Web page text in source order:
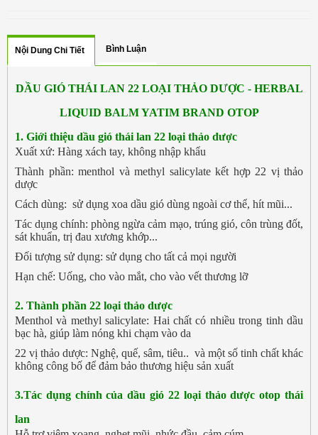
Nội Dung Chi Tiết Bình Luận
DẦU GIÓ THÁI LAN22 LOẠI THẢO DƯỢC - HERBAL
LIQUID BALM YATIM BRAND OTOP
1. Giới thiệu dầu gió thái lan 22 loại thảo dược
Xuất xứ: Hàng xách tay, không nhập khẩu
Thành phần: menthol và methyl salicylate kết hợp 22 vị thảo
dược
Cách dùng: sử dụng xoa dầu gió dùng ngoài cơ thể, hít mũi...
Tác dụng chính: phòng ngừa cảm mạo, trúng gió, côn trùng đốt,
sát khuẩn, trị đau xương khớp...
Đối tượng sử dụng: sử dụng cho tất cả mọi người
Hạn chế: Uống, cho vào mắt, cho vào vết thương lỡ
2. Thành phần 22 loại thảo dược
Menthol và methyl salicylate: Hai chất có nhiều trong tinh dầu
bạc hà, giúp làm nóng khi chạm vào da
22 vị thảo dược: Nghệ, quế, sâm, tiêu.. và một số tinh chất khác
không công bố để đảm bảo thương hiệu sản xuất
3.Tác dụng chính củadầu gió 22 loại thảo dược otop thái
lan